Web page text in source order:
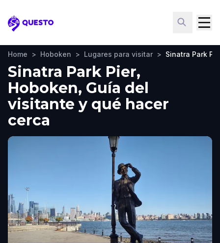
Questo
Home > Hoboken > Lugares para visitar > Sinatra Park
Sinatra Park Pier,
Hoboken, Guía del
visitante y qué hacer
cerca